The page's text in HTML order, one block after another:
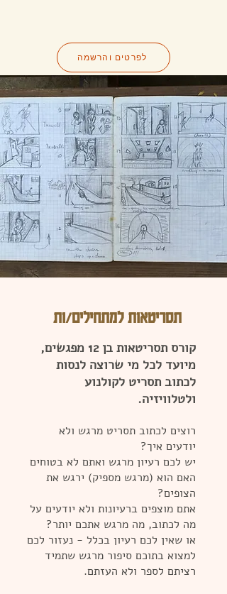
לפרטים והרשמה
תסריטאות למתחילים/ות
קורס תסריטאות בן 12 מפגשים,
מיועד לכל מי שרוצה לנסות
לכתוב תסריט לקולנוע
ולטלוויזיה.
רוצים לכתוב תסריט מרגש ולא
יודעים איך?
יש לכם רעיון מרגש ואתם לא בטוחים
האם הוא (מרגש מספיק) ירגש את
הצופים?
‏אתם מוצפים ברעיונות ולא יודעים על
מה לכתוב, מה מרגש אתכם יותר?
או שאין לכם רעיון בכלל - נעזור לכם
למצוא בתוכם סיפור מרגש שתמיד
רציתם לספר ולא ‏העזתם.